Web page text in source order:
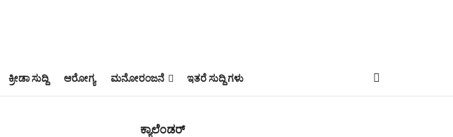
ಕ್ರೀಡಾ ಸುದ್ದಿ ಆರೋಗ್ಯ ಮನೋರಂಜನೆ ಇತರೆ ಸುದ್ದಿ ಗಳು
ಕ್ಯಾಲೆಂಡರ್